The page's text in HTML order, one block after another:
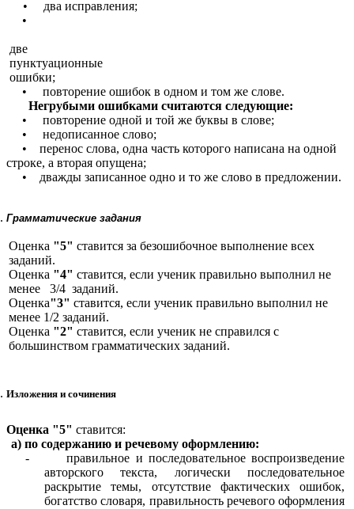
• два исправления;
•
две
пунктуационные
ошибки;
• повторение ошибок в одном и том же слове.
Негрубыми ошибками считаются следующие:
• повторение одной и той же буквы в слове;
• недописанное слово;
• перенос слова, одна часть которого написана на одной
строке, а вторая опущена;
• дважды записанное одно и то же слово в предложении.
Грамматические задания
Оценка "5" ставится за безошибочное выполнение всех
заданий.
Оценка "4" ставится, если ученик правильно выполнил не
менее 3/4 заданий.
Оценка"3" ставится, если ученик правильно выполнил не
менее 1/2 заданий.
Оценка "2" ставится, если ученик не справился с
большинством грамматических заданий.
Изложения и сочинения
Оценка "5" ставится:
а) по содержанию и речевому оформлению:
-
правильное и последовательное воспроизведение
авторского текста, логически последовательное
раскрытие темы, отсутствие фактических ошибок,
богатство словаря, правильность речевого оформления